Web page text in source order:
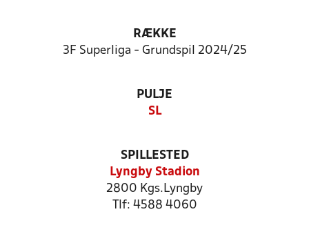
RÆKKE
3F Superliga - Grundspil 2024/25
PULJE
SL
SPILLESTED
Lyngby Stadion
2800 Kgs.Lyngby
Tlf: 4588 4060